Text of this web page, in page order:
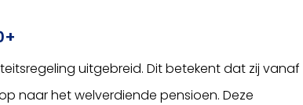
uitgebreid. Dit betekent dat zij vanaf
naar het welverdiende pensioen. Deze